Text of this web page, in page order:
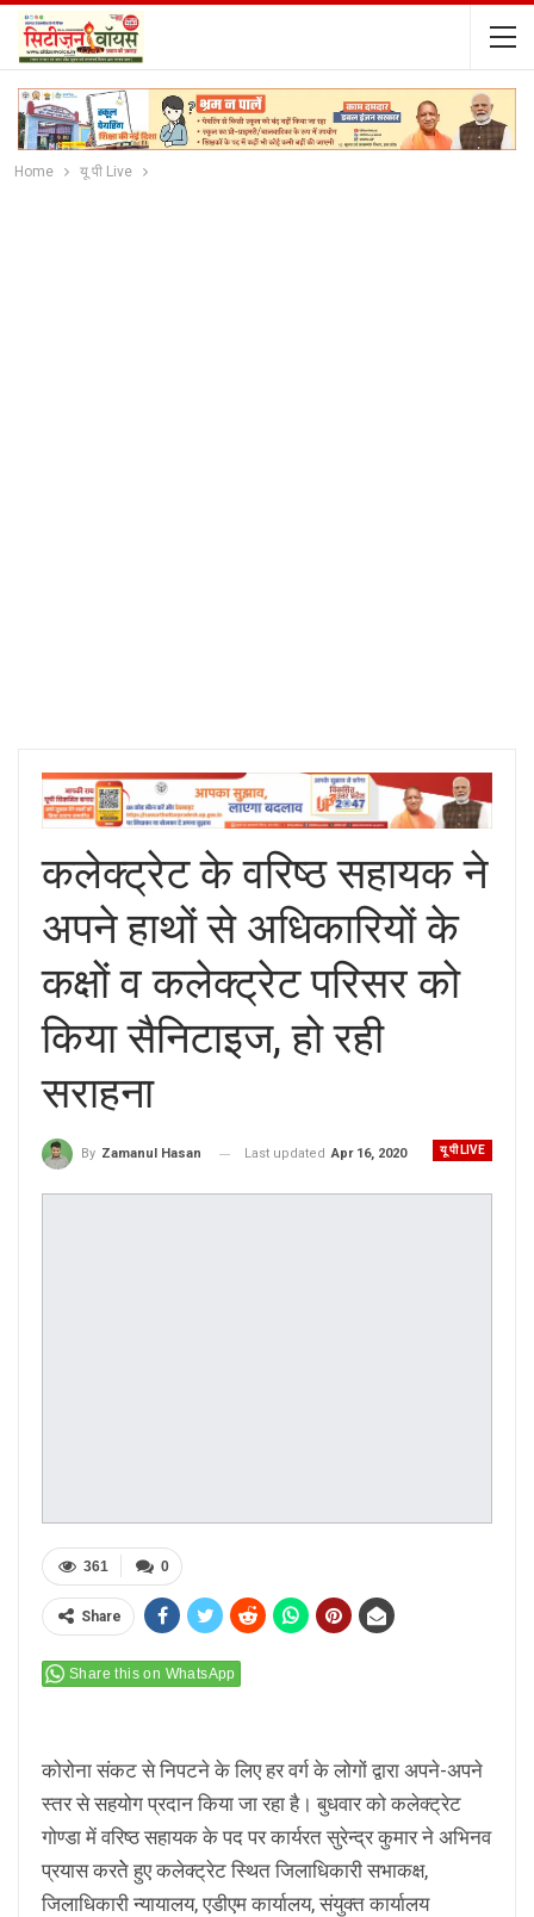
Home यू पी Live
कलेक्ट्रेट के वरिष्ठ सहायक ने
अपने हाथों से अधिकारियों के
कक्षों व कलेक्ट्रेट परिसर को
किया सैनिटाइज, हो रही
सराहना
यू पी LIVE
By Zamanul Hasan Last updated Apr 16, 2020
0
361
Share
Share this on WhatsApp
कोरोना संकट से निपटने के लिए हर वर्ग के लोगों द्वारा अपने-अपने
स्तर से सहयोग प्रदान किया जा रहा है। बुधवार को कलेक्ट्रेट
गोण्डा में वरिष्ठ सहायक के पद पर कार्यरत सुरेन्द्र कुमार ने अभिनव
प्रयास करतेे हुए कलेक्ट्रेट स्थित जिलाधिकारी सभाकक्ष,
जिलाधिकारी न्यायालय, एडीएम कार्यालय, संयुक्त कार्यालय